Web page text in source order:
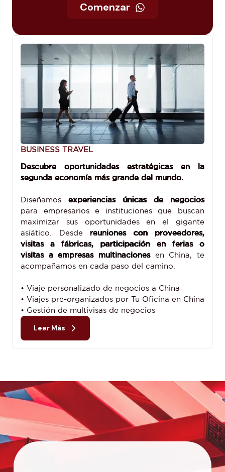
Comenzar
BUSINESS TRAVEL
Descubre oportunidades estratégicas en la
segunda economía más grande del mundo.
Diseñamosexperiencias únicas de negocios
para empresarios e instituciones que buscan
maximizar sus oportunidades en el gigante
asiático. Desde reuniones con proveedores,
visitas a fábricas, participación en ferias o
visitas a empresas multinacionesen China, te
acompañamos en cada paso del camino.
• Viaje personalizado de negocios a China
• Viajes pre-organizados por Tu Oficina en China
• Gestión de multivisas de negocios
Leer Más